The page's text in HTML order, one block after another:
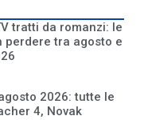
tratti da romanzi: le
perdere tra agosto e
2026: tutte le
4, Novak